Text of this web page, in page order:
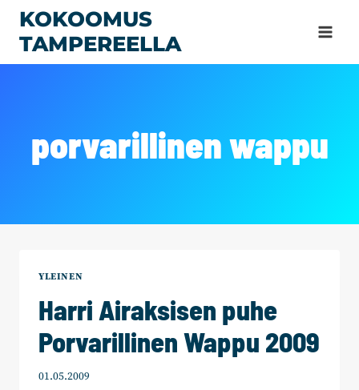
Siirry
sisältöön
KOKOOMUS
TAMPEREELLA
porvarillinen wappu
YLEINEN
Harri Airaksisen puhe
Porvarillinen Wappu 2009
01.05.2009